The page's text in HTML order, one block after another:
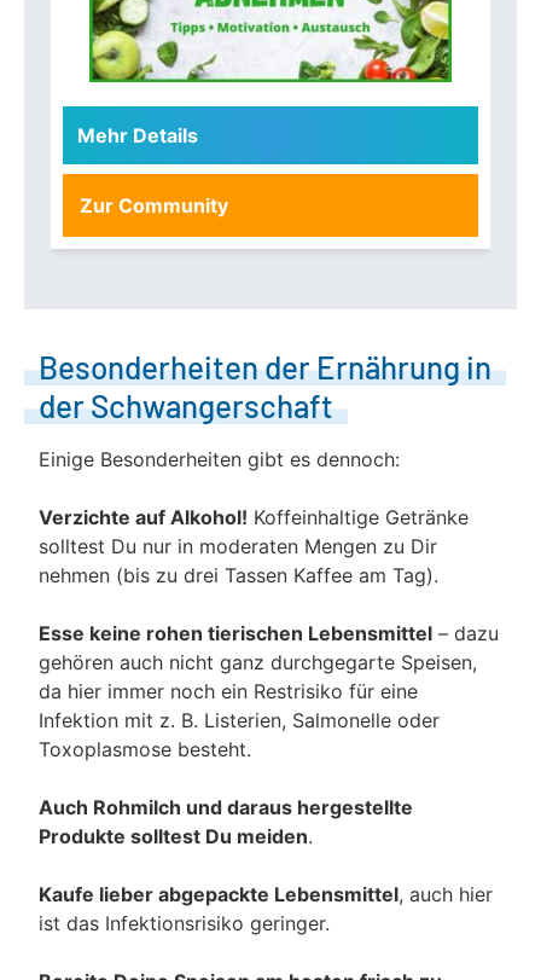
Mehr Details
Zur Community
Besonderheiten der Ernährung in
der Schwangerschaft
Einige Besonderheiten gibt es dennoch:
Verzichte auf Alkohol! Koffeinhaltige Getränke
solltest Du nur in moderaten Mengen zu Dir
nehmen (bis zu drei Tassen Kaffee am Tag).
Esse keine rohen tierischen Lebensmittel – dazu
gehören auch nicht ganz durchgegarte Speisen,
da hier immer noch ein Restrisiko für eine
Infektion mit z. B. Listerien, Salmonelle oder
Toxoplasmose besteht.
Auch Rohmilch und daraus hergestellte
Produkte solltest Du meiden.
Kaufe lieber abgepackte Lebensmittel, auch hier
ist das Infektionsrisiko geringer.